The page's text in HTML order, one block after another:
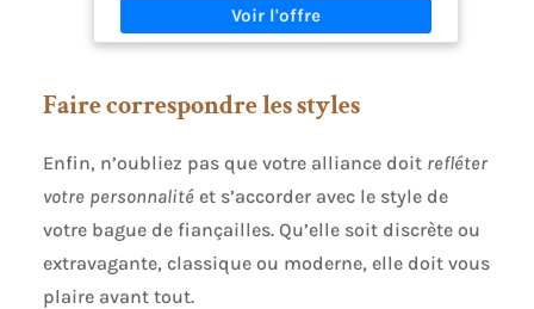
Faire correspondre les styles
Enfin, n’oubliez pas que votre alliance doit refléter
votre personnalitéet s’accorder avec le style de
votre bague de fiançailles. Qu’elle soit discrète ou
extravagante, classique ou moderne, elle doit vous
plaire avant tout.